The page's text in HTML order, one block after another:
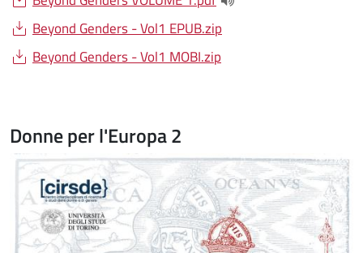
Document
Beyond Genders - Vol1 EPUB.zip
Document
Beyond Genders - Vol1 MOBI.zip
Donne per l'Europa 2